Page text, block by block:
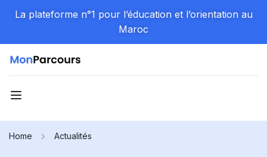
La plateforme n°1 pour l’éducation et l’orientation au
Maroc
Home Actualités